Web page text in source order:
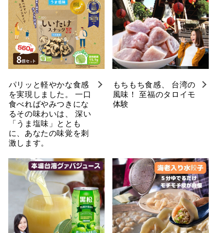
パリッと軽やかな食感
を実現しました。 一口
食べればやみつきにな
るその味わいは、 深い
「うま塩味」ととも
に、あなたの味覚を刺
激します。
もちもち食感、 台湾の
風味！ 至福のタロイモ
体験